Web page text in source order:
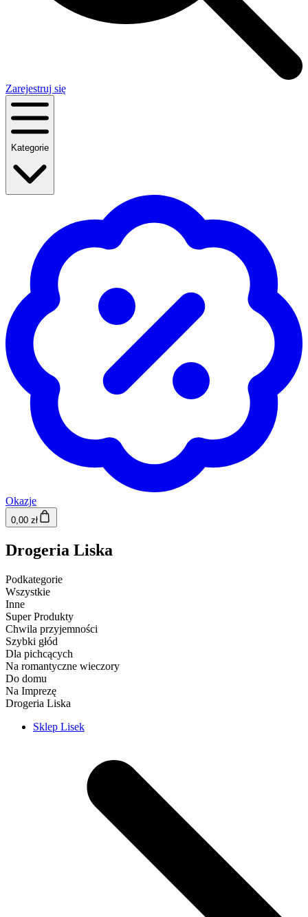
Zarejestruj się
Kategorie
Okazje
0,00 zł
Drogeria Liska
Podkategorie
Wszystkie
Inne
Super Produkty
Chwila przyjemności
Szybki głód
Dla pichcących
Na romantyczne wieczory
Do domu
Na Imprezę
Drogeria Liska
Sklep Lisek